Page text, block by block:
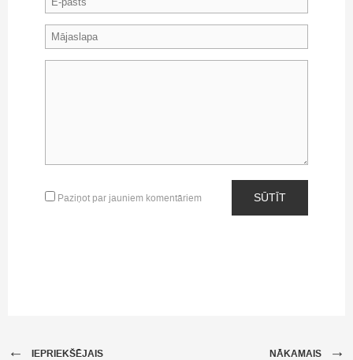
Paziņot par jauniem komentāriem SŪTĪT
IEPRIEKŠĒJAIS
← NĀKAMAIS →